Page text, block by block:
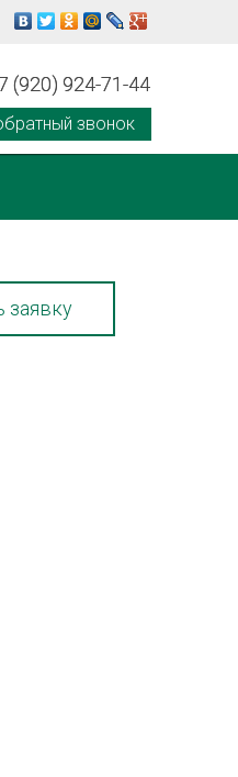
(920) 924-71-44
звонок
(920) 924-71-44
заявку